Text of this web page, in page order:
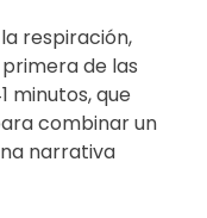
respiración,
primera de las
minutos, que
combinar un
narrativa